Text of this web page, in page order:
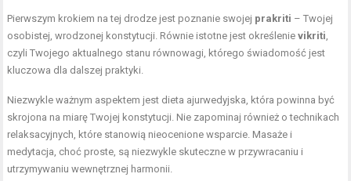
Pierwszym krokiem na tej drodze jest poznanie swojej prakriti – Twojej
osobistej, wrodzonej konstytucji. Równie istotne jest określenievikriti
czyli Twojego aktualnego stanu równowagi, którego świadomość jest
kluczowa dla dalszej praktyki.
Niezwykle ważnym aspektem jest dieta ajurwedyjska, która powinna być
skrojona na miarę Twojej konstytucji. Nie zapominaj również o technikach
relaksacyjnych, które stanowią nieocenione wsparcie. Masaże i
medytacja, choć proste, są niezwykle skuteczne w przywracaniu i
utrzymywaniu wewnętrznej harmonii.